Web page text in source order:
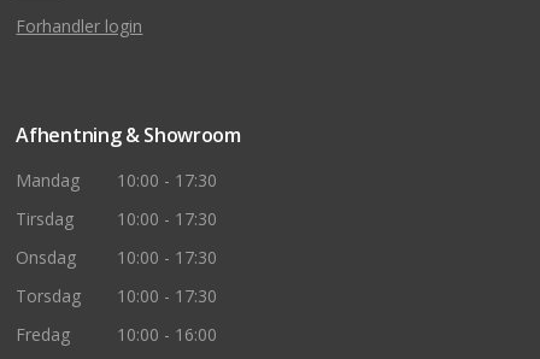
Forhandler login
Afhentning & Showroom
Mandag
10:00 - 17:30
Tirsdag
10:00 - 17:30
Onsdag
10:00 - 17:30
Torsdag
10:00 - 17:30
Fredag
10:00 - 16:00